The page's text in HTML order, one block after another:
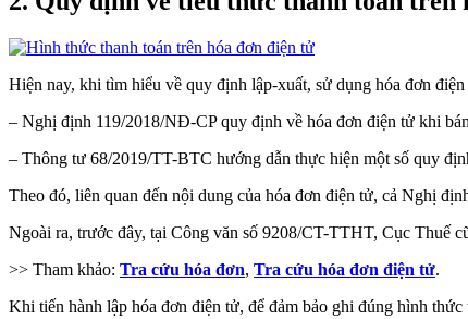
Hiện nay, khi tìm hiểu về quy định lập-xuất, sử dụng hóa đơn
– Nghị định 119/2018/NĐ-CP quy định về hóa đơn điện tử khi
– Thông tư 68/2019/TT-BTC hướng dẫn thực hiện một số quy
Theo đó, liên quan đến nội dung của hóa đơn điện tử, cả Nghị
Ngoài ra, trước đây, tại Công văn số 9208/CT-TTHT, Cục Thuế
>> Tham khảo: Tra cứu hóa đơn, Tra cứu hóa đơn điện tử.
Khi tiến hành lập hóa đơn điện tử, để đảm bảo ghi đúng hình